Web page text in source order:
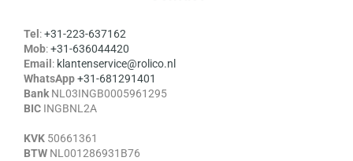
Tel :+31-223-637162
Mob:+31-636044420
Email : klantenservice@rolico.nl
WhatsApp+31-681291401
BankNL03INGB0005961295
BIC INGBNL2A
KVK 50661361
BTW NL001286931B76